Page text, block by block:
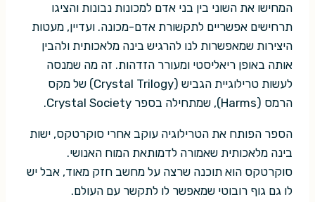
המחישו את השוני בין בני אדם למכונות נבונות והציגו
תרחישים אפשריים לתקשורת אדם-מכונה. ועדיין, מעטות
היצירות שמאפשרות לנו להרגיש בינה מלאכותית ולהבין
אותה באופן ריאליסטי ומעורר הזדהות. זה מה שמנסה
לעשות טרילוגיית הגביש (Crystal Trilogy) של מקס
הרמס (Harms), שמתחילה בספר Crystal Society.
הספר הפותח את הטרילוגיה עוקב אחרי סוקרטקס, ישות
בינה מלאכותית שאמורה לדמותאת המוח האנושי.
סוקרטקס הוא תוכנה שרצה על מחשב חזק מאוד, אבל יש
לו גם גוף רובוטי שמאפשר לו לתקשר עם העולם.